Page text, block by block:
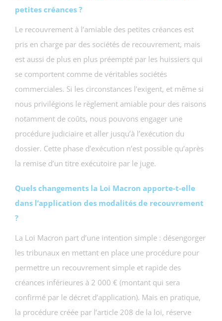
petites créances ?
Le recouvrement à l’amiable des petites créances est
pris en charge par des sociétés de recouvrement, mais
est aussi de plus en plus préempté par les huissiers qui
se comportent comme de véritables sociétés
commerciales. Si les circonstances l’exigent, et même si
nous privilégions le règlement amiable pour des raisons
notamment de coûts, nous pouvons engager une
procédure judiciaire et aller jusqu’à l’exécution du
dossier. Cette phase d’exécution n’est possible qu’après
la remise d’un titre exécutoire par le juge.
Quels changements la Loi Macron apporte-t-elle
dans l’application des modalités de recouvrement
?
La Loi Macron part d’une intention simple : désengorger
les tribunaux en mettant en place une procédure pour
permettre un recouvrement simple et rapide des
créances inférieures à 2 000 € (montant qui sera
confirmé par le décret d’application). Mais en pratique,
la procédure créée par l’article 208 de la loi, réserve